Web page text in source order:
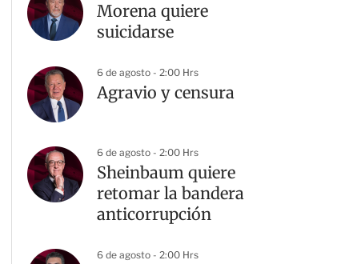
Morena quiere
suicidarse
6 de agosto - 2:00 Hrs
Agravio y censura
6 de agosto - 2:00 Hrs
Sheinbaum quiere
retomar la bandera
anticorrupción
6 de agosto - 2:00 Hrs